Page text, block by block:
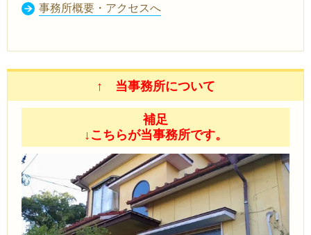
事務所概要・アクセスへ
↑ 当事務所について
補足
↓こちらが当事務所です。